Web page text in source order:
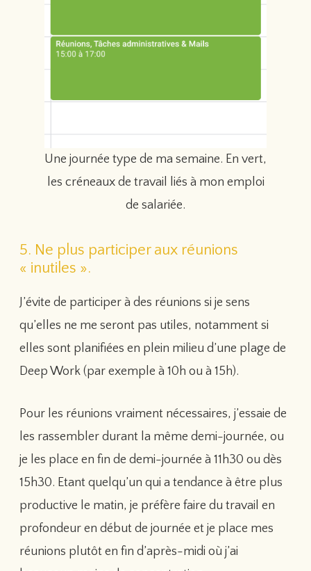
Une journée type de ma semaine. En vert,
les créneaux de travail liés à mon emploi
de salariée.
5. Ne plus participer aux réunions
« inutiles ».
J’évite de participer à des réunions si je sens
qu’elles ne me seront pas utiles, notamment si
elles sont planifiées en plein milieu d’une plage de
Deep Work (par exemple à 10h ou à 15h).
Pour les réunions vraiment nécessaires, j’essaie de
les rassembler durant la même demi-journée, ou
je les place en fin de demi-journée à 11h30 ou dès
15h30. Etant quelqu’un qui a tendance à être plus
productive le matin, je préfère faire du travail en
profondeur en début de journée et je place mes
réunions plutôt en fin d’après-midi où j’ai